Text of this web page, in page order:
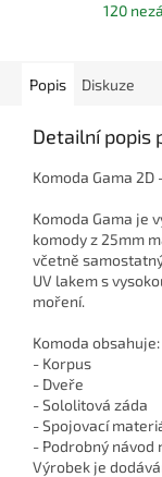
120
Popis Diskuze
Detailní popis
Komoda Gama
Komoda Gama je
komody z 25mm
včetně
UV lakem s
moření.
Komoda obsahuje:
- Korpus
- Dveře
- Sololitová záda
- Spojovací
- Podrobný návod
Výrobek je